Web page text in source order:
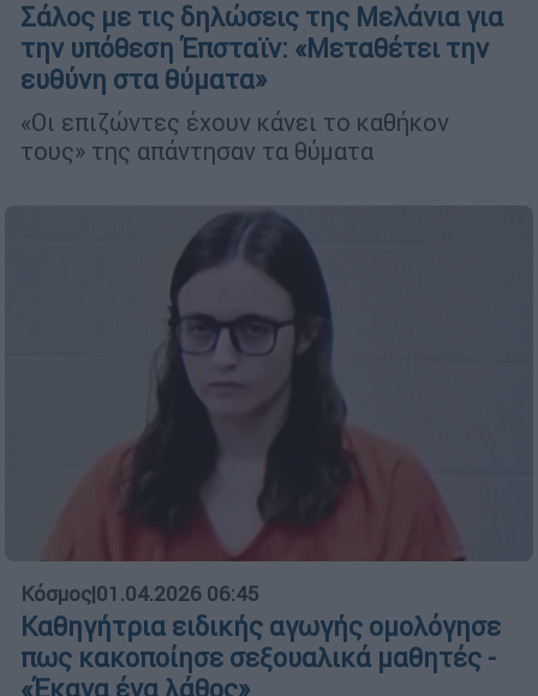
Σάλος με τις δηλώσεις της Μελάνια για
την υπόθεση Έπσταϊν: «Μεταθέτει την
ευθύνη στα θύματα»
«Οι επιζώντες έχουν κάνει το καθήκον
τους» της απάντησαν τα θύματα
Κόσμος|01.04.2026 06:45
Καθηγήτρια ειδικής αγωγής ομολόγησε
πως κακοποίησε σεξουαλικά μαθητές -